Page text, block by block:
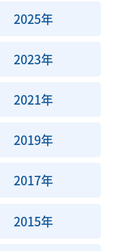
2025年
2023年
2021年
2019年
2017年
2015年